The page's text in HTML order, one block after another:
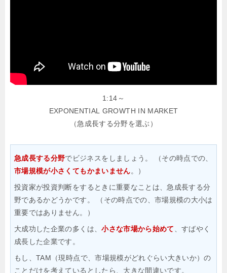
1:14～
EXPONENTIAL GROWTH IN MARKET
（急成長する分野を選ぶ）
急成長する分野でビジネスをしましょう。
（その時点での、
市場規模が小さくてもかまいません。）
投資家が投資判断をするときに重要なことは、急成長する分
野であるかどうかです。
（その時点での、市場規模の大小は
重要ではありません。）
大成功した企業の多くは、小さな市場から始めて、すばやく
成長した企業です。
もし、TAM（現時点で、市場規模がどれぐらい大きいか）の
ことだけを考えているとしたら、大きな間違いです。